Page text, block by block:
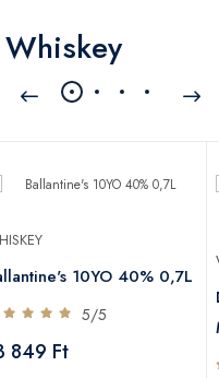
10YO 40% 0,7L
5/5
849 Ft